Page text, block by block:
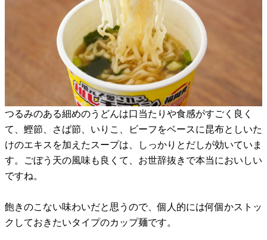
つるみのある細めのうどんは口当たりや食感がすごく良く
て、鰹節、さば節、いりこ、ビーフをベースに昆布としいた
けのエキスを加えたスープは、しっかりとだしが効いていま
す。ごぼう天の風味も良くて、お世辞抜きで本当においしい
ですね。
飽きのこない味わいだと思うので、個人的には何個かストッ
クしておきたいタイプのカップ麺です。